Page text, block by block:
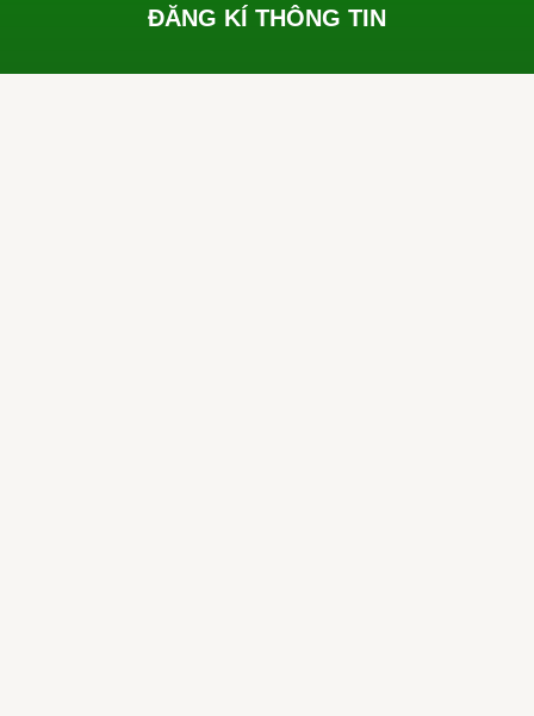
ĐĂNG KÍ THÔNG TIN